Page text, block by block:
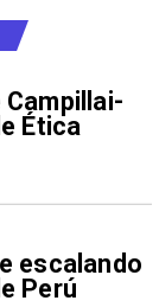
Ética
escalando
Perú